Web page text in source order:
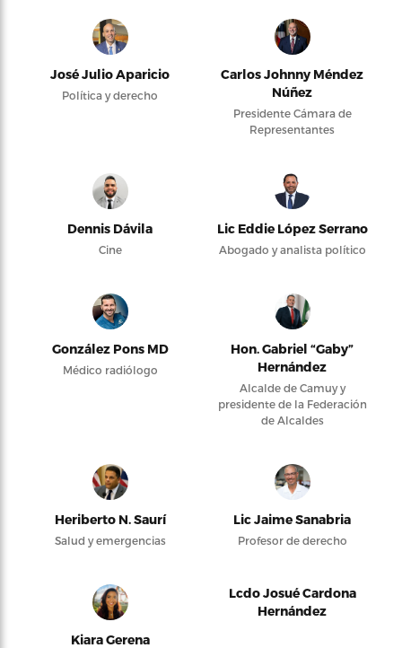
José Julio Aparicio
Política y derecho
Carlos Johnny Méndez
Núñez
Presidente Cámara de
Representantes
Dennis Dávila
Cine
Lic Eddie López Serrano
Abogado y analista político
González Pons MD
Médico radiólogo
Hon. Gabriel “Gaby”
Hernández
Alcalde de Camuy y
presidente de la Federación
de Alcaldes
Heriberto N. Saurí
Salud y emergencias
Lic Jaime Sanabria
Profesor de derecho
Kiara Gerena
Lcdo Josué Cardona
Hernández